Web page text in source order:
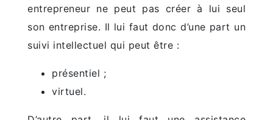
entrepreneur ne peut pas créer à lui seul
son entreprise. Il lui faut donc d’une part un
suivi intellectuel qui peut être :
présentiel ;
virtuel.